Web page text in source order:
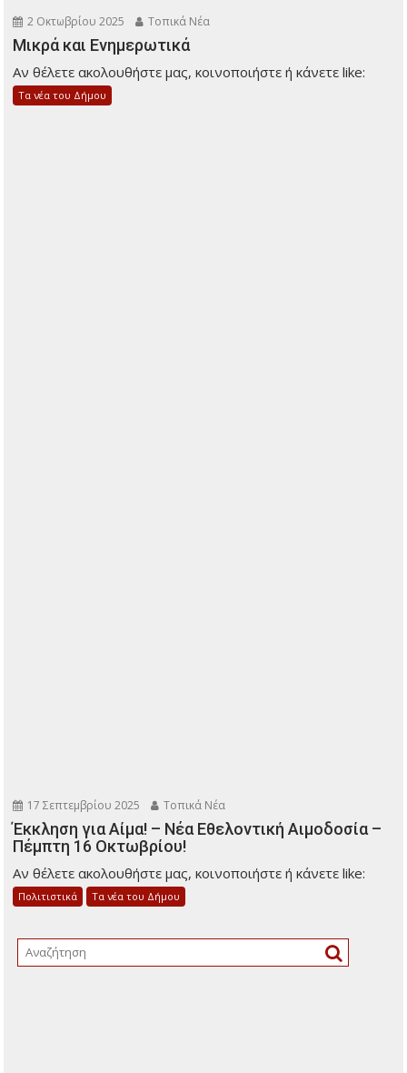
2 Οκτωβρίου 2025 Τοπικά Νέα
Μικρά και Ενημερωτικά
Αν θέλετε ακολουθήστε μας, κοινοποιήστε ή κάνετε like:
Τα νέα του Δήμου
17 Σεπτεμβρίου 2025 Τοπικά Νέα
Έκκληση για Αίμα! – Νέα Εθελοντική Αιμοδοσία –
Πέμπτη 16 Οκτωβρίου!
Αν θέλετε ακολουθήστε μας, κοινοποιήστε ή κάνετε like:
Πολιτιστικά Τα νέα του Δήμου